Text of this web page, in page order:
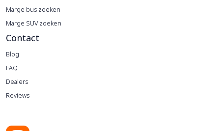
Marge bus zoeken
Marge SUV zoeken
Contact
Blog
FAQ
Dealers
Reviews